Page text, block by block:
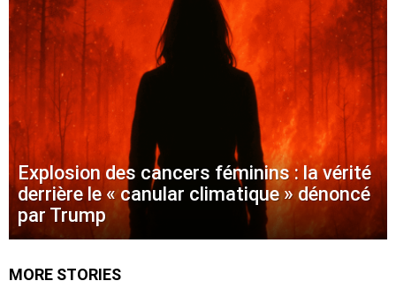
Explosion des cancers féminins : la vérité
derrière le « canular climatique » dénoncé
par Trump
MORE STORIES